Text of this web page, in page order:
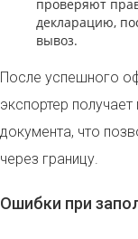
проверяют
декларацию,
вывоз.
После успешного
экспортер
документа, что
через границу.
Ошибки при